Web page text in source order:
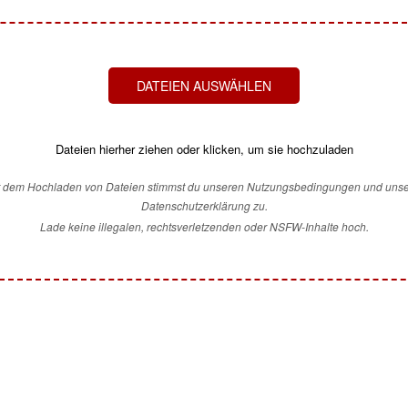
DATEIEN AUSWÄHLEN
Dateien hierher ziehen oder klicken, um sie hochzuladen
dem Hochladen von Dateien stimmst du unseren Nutzungsbedingungen und
Datenschutzerklärung zu.
Lade keine illegalen, rechtsverletzenden oder NSFW-Inhalte hoch.